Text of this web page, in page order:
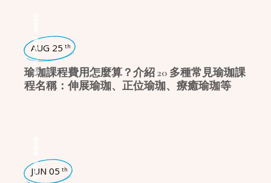
瑜珈入門
瑜珈學堂
AUG 25 th
瑜珈課程費用怎麼算？介紹 20 多種常見瑜珈課
程名稱：伸展瑜珈、正位瑜珈、療癒瑜珈等
瑜珈學堂
JUN 05 th